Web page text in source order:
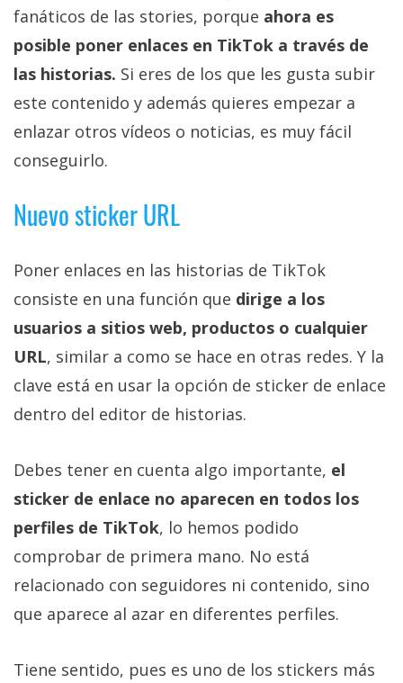
fanáticos de las stories, porque ahora es
posible poner enlaces en TikTok a través de
las historias. Si eres de los que les gusta subir
este contenido y además quieres empezar a
enlazar otros vídeos o noticias, es muy fácil
conseguirlo.
Nuevo sticker URL
Poner enlaces en las historias de TikTok
consiste en una función que dirige a los
usuarios a sitios web, productos o cualquier
URL, similar a como se hace en otras redes. Y la
clave está en usar la opción de sticker de enlace
dentro del editor de historias.
Debes tener en cuenta algo importante, el
sticker de enlace no aparecen en todos los
perfiles de TikTok, lo hemos podido
comprobar de primera mano. No está
relacionado con seguidores ni contenido, sino
que aparece al azar en diferentes perfiles.
Tiene sentido, pues es uno de los stickers más